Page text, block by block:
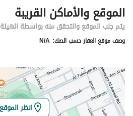
الموقع والأماكن القريبة
يتم جلب الموقع والتحقق منه بواسطة الهيئة
وصف موقع العقار حسب الصك: N/A
انظر الموقع